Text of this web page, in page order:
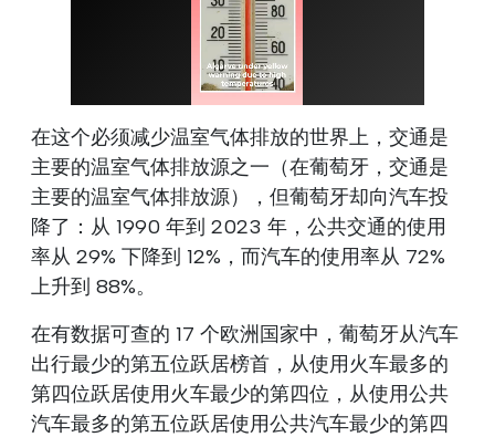
在这个必须减少温室气体排放的世界上，交通是
主要的温室气体排放源之一（在葡萄牙，交通是
主要的温室气体排放源），但葡萄牙却向汽车投
降了：从 1990 年到 2023 年，公共交通的使用
率从 29% 下降到 12%，而汽车的使用率从 72%
上升到 88%。
在有数据可查的 17 个欧洲国家中，葡萄牙从汽车
出行最少的第五位跃居榜首，从使用火车最多的
第四位跃居使用火车最少的第四位，从使用公共
汽车最多的第五位跃居使用公共汽车最少的第四